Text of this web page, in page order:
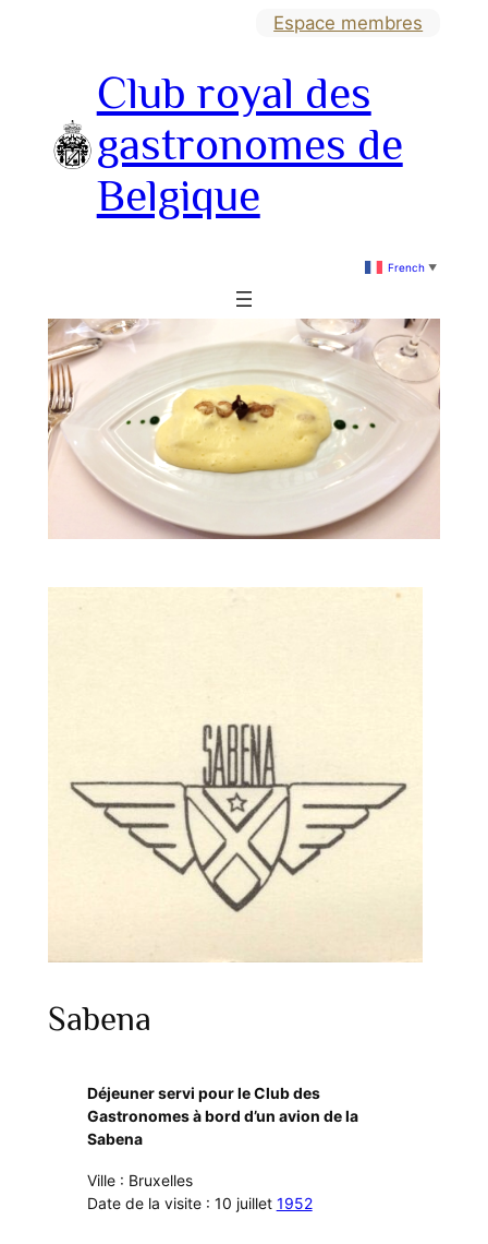
Espace membres
Club royal des
gastronomes de
Belgique
French ▼
Sabena
Déjeuner servi pour le Club des
Gastronomes à bord d’un avion de la
Sabena
Ville : Bruxelles
Date de la visite : 10 juillet 1952